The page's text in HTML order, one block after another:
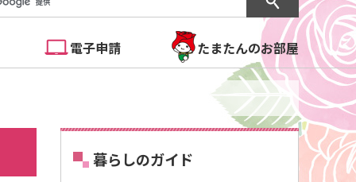
電子申請 たまたんのお部屋
暮らしのガイド